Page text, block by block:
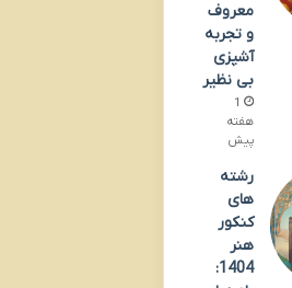
معروف
و تجربه
آشپزی
بی نظیر
1
هفته
پیش
رشته
های
کنکور
هنر
1404: